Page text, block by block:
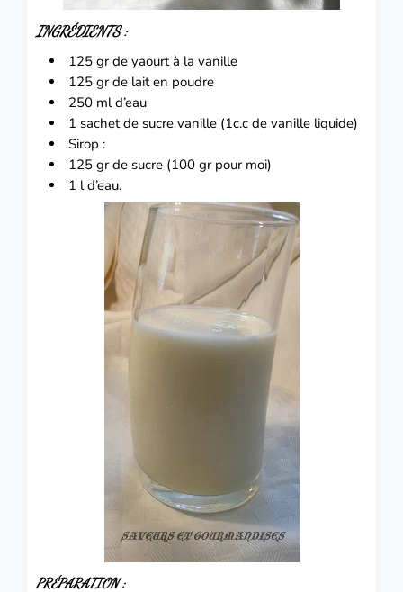
INGRÉDIENTS:
125 gr de yaourt à la vanille
125 gr de lait en poudre
250 ml d’eau
1 sachet de sucre vanille (1c.c de vanille liquide)
Sirop :
125 gr de sucre (100 gr pour moi)
1 l d’eau.
PRÉPARATION: